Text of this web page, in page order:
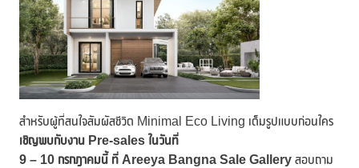
สำหรับผู้ที่สนใจสัมผัสชีวิต Minimal Eco Living เต็มรูปแบบก่อนใคร
เชิญพบกับงาน Pre-sales ในวันที่
9 – 10 กรกฎาคมนี้ ที่ Areeya Bangna Sale Gallery สอบถาม